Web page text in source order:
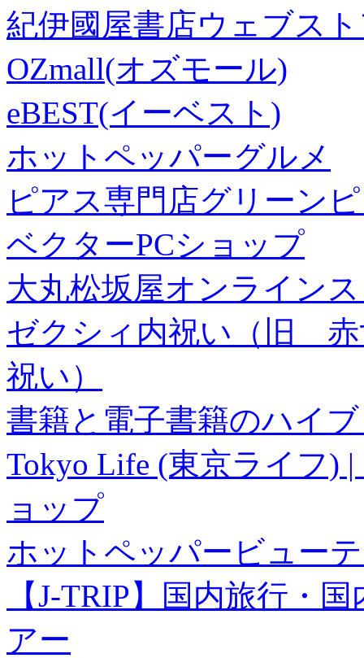
紀伊國屋書店ウェブス
OZmall(オズモール)
eBEST(イーベスト)
ホットペッパーグルメ
ピアス専門店グリーン
ベクターPCショップ
大丸松坂屋オンライン
ゼクシィ内祝い（旧 赤
祝い）
書籍と電子書籍のハイ
Tokyo Life (東京ライフ)
ョップ
ホットペッパービュー
【J-TRIP】国内旅行・
アー